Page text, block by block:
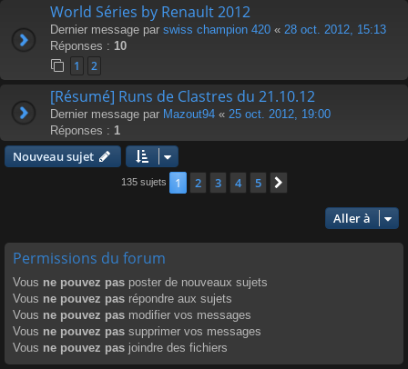
World Séries by Renault 2012
Dernier message par swiss champion 420 « 28 oct. 2012, 15:13
Réponses : 10
1 2
[Résumé] Runs de Clastres du 21.10.12
Dernier message par Mazout94 « 25 oct. 2012, 19:00
Réponses : 1
Nouveau sujet
135 sujets 1 2 3 4 5
Aller à
Permissions du forum
Vous ne pouvez pas poster de nouveaux sujets
Vous ne pouvez pas répondre aux sujets
Vous ne pouvez pas modifier vos messages
Vous ne pouvez pas supprimer vos messages
Vous ne pouvez pas joindre des fichiers